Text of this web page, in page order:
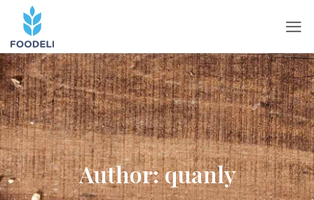
Author:quanly